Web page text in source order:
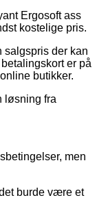
Ergosoft ass
kostelige pris.
salgspris der kan
er på
butikker.
løsning fra
men
burde være et